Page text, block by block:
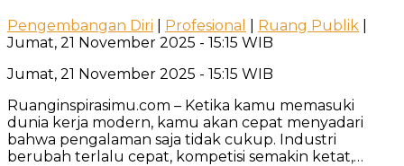
Pengembangan Diri Profesional Ruang Publik
Jumat, 21 November 2025 - 15:15 WIB
Jumat, 21 November 2025 - 15:15 WIB
Ruanginspirasimu.com – Ketika kamu memasuki
dunia kerja modern, kamu akan cepat menyadari
bahwa pengalaman saja tidak cukup. Industri
berubah terlalu cepat, kompetisi semakin ketat,…